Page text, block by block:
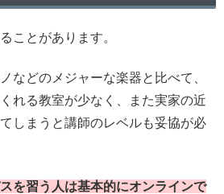
ことがあります。
などのメジャーな楽器と比べて、
れる教室が少なく、また実家の近
しまうと講師のレベルも妥協が必
を習う人は基本的にオンラインで